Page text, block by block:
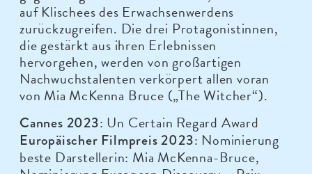
auf Klischees des Erwachsenwerdens
zurückzugreifen. Die drei Protagonistinnen,
die gestärkt aus ihren Erlebnissen
hervorgehen, werden von großartigen
Nachwuchstalenten verkörpert allen voran
von Mia McKenna Bruce („The Witcher“).
Cannes 2023: Un Certain Regard Award
Europäischer Filmpreis 2023: Nominierung
beste Darstellerin: Mia McKenna-Bruce,